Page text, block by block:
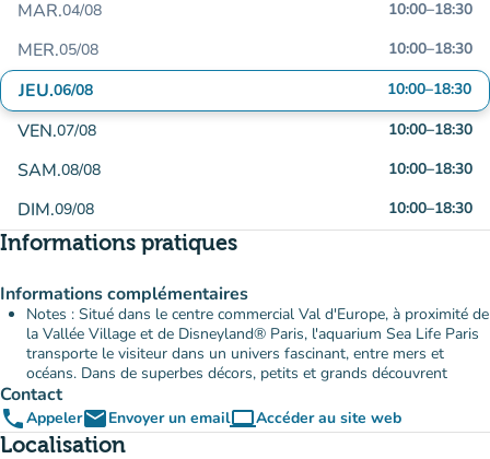
MAR.04/08 10:00–18:30
MER.05/08 10:00–18:30
JEU.06/08 10:00–18:30
VEN.07/08 10:00–18:30
SAM.08/08 10:00–18:30
DIM.09/08 10:00–18:30
Informations pratiques
Informations complémentaires
Notes : Situé dans le centre commercial Val d'Europe, à proximité de
la Vallée Village et de Disneyland® Paris, l'aquarium Sea Life Paris
transporte le visiteur dans un univers fascinant, entre mers et
océans. Dans de superbes décors, petits et grands découvrent
Contact
phoneAppeleremailEnvoyer un emailcomputerAccéder au site web
(nouvel onglet)
Localisation